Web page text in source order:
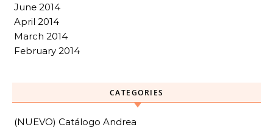
June 2014
April 2014
March 2014
February 2014
CATEGORIES
(NUEVO) Catálogo Andrea